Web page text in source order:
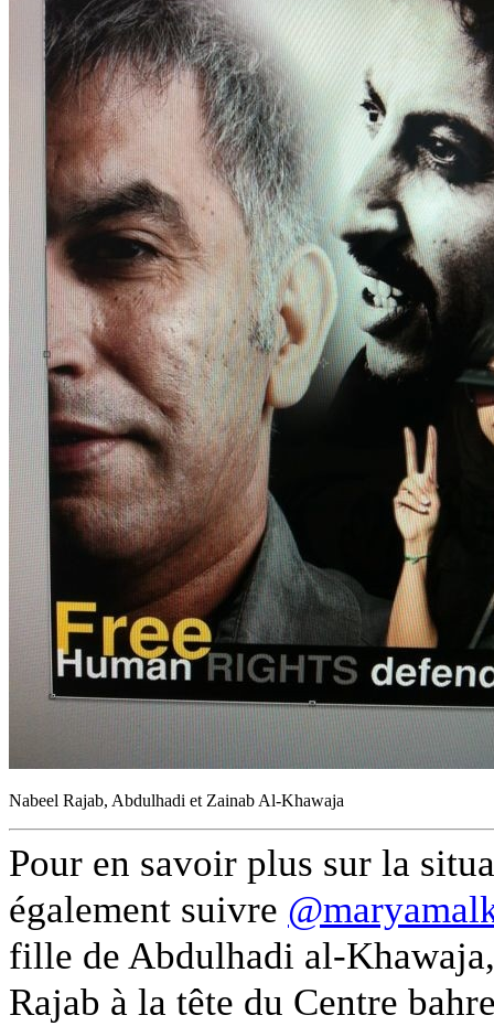
Nabeel Rajab, Abdulhadi et Zainab Al-Khawaja
Pour en savoir plus sur la
également suivre
fille de Abdulhadi al-
Rajab à la tête du Centre